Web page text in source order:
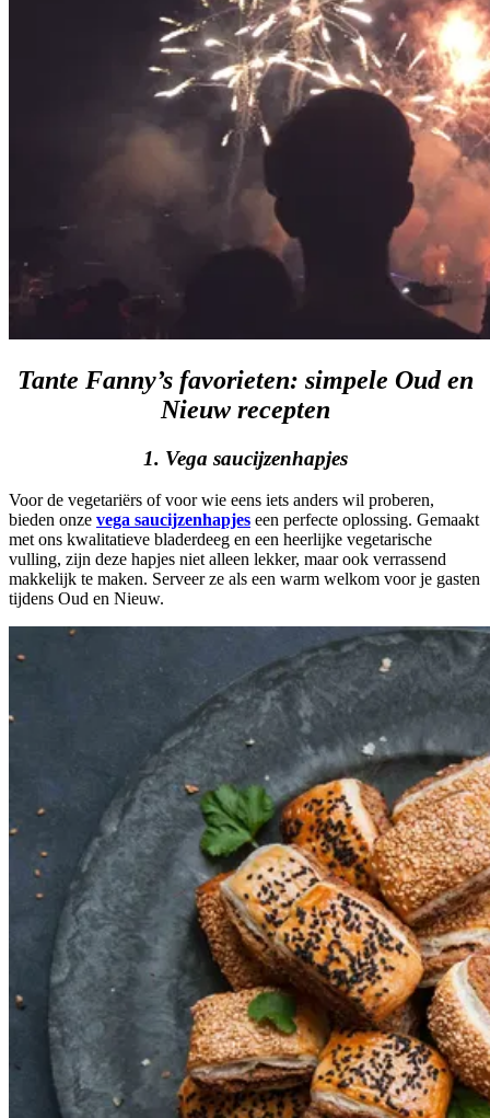
Tante Fanny’s favorieten: simpele Oud en
Nieuw recepten
1. Vega saucijzenhapjes
Voor de vegetariërs of voor wie eens iets anders wil proberen,
bieden onze vega saucijzenhapjes een perfecte oplossing. Gemaakt
met ons kwalitatieve bladerdeeg en een heerlijke vegetarische
vulling, zijn deze hapjes niet alleen lekker, maar ook verrassend
makkelijk te maken. Serveer ze als een warm welkom voor je gasten
tijdens Oud en Nieuw.